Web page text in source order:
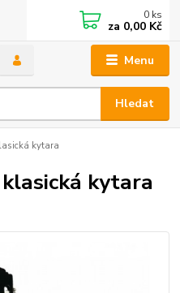
Menu
Hledat
0 ks
za 0,00 Kč
kytara
kytara